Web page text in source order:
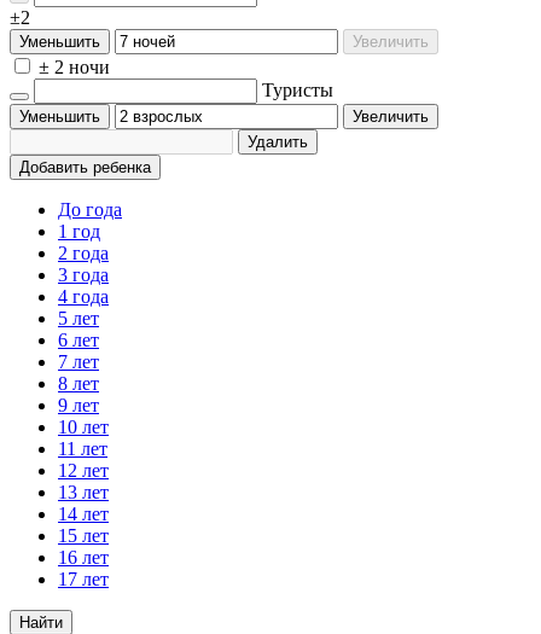
±2
Уменьшить Увеличить
± 2 ночи
Туристы
Уменьшить
Увеличить
Удалить
Добавить ребенка
До года
1 год
2 года
3 года
4 года
5 лет
6 лет
7 лет
8 лет
9 лет
10 лет
11 лет
12 лет
13 лет
14 лет
15 лет
16 лет
17 лет
Найти